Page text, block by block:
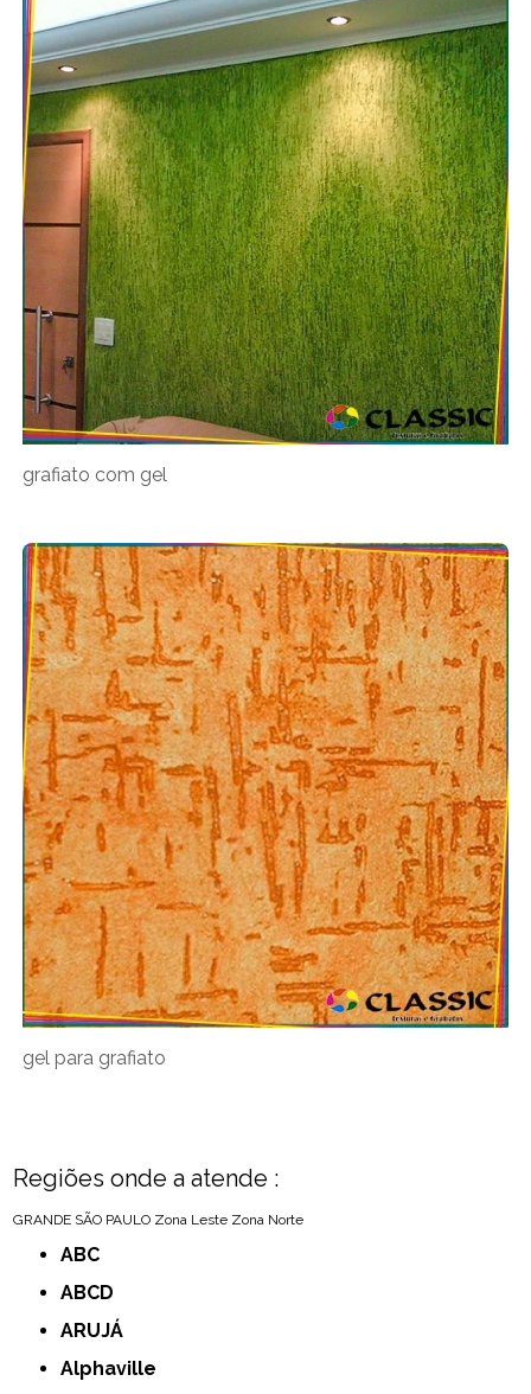
grafiato com gel
gel para grafiato
Regiões onde a atende :
GRANDE SÃO PAULO Zona Leste Zona Norte
ABC
ABCD
ARUJÁ
Alphaville